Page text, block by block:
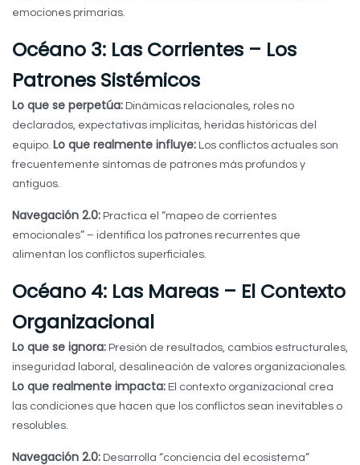
emociones primarias.
Océano 3: Las Corrientes – Los
Patrones Sistémicos
Lo que se perpetúa: Dinámicas relacionales, roles no
declarados, expectativas implícitas, heridas históricas del
equipo. Lo que realmente influye: Los conflictos actuales son
frecuentemente síntomas de patrones más profundos y
antiguos.
Navegación 2.0: Practica el “mapeo de corrientes
emocionales” – identifica los patrones recurrentes que
alimentan los conflictos superficiales.
Océano 4: Las Mareas – El Contexto
Organizacional
Lo que se ignora: Presión de resultados, cambios estructurales,
inseguridad laboral, desalineación de valores organizacionales.
Lo que realmente impacta: El contexto organizacional crea
las condiciones que hacen que los conflictos sean inevitables o
resolubles.
Navegación 2.0: Desarrolla “conciencia del ecosistema”